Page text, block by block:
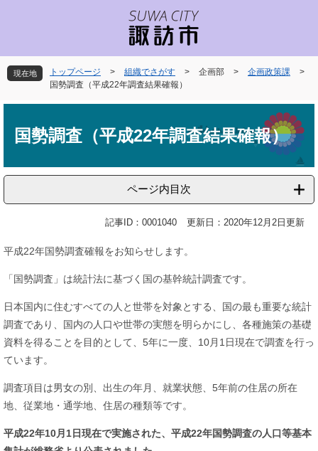
先
頭
を
飛
現在地 トップページ > 組織でさがす > 企画部 > 企画政策課
>
国勢調査（平成22年調査結果確報）
国勢調査（平成22年調査結果確報）
ページ内目次
記事ID：0001040 更新日：2020年12月2日更新
平成22年国勢調査確報をお知らせします。
「国勢調査」は統計法に基づく国の基幹統計調査です。
日本国内に住むすべての人と世帯を対象とする、国の最も重要な統計
調査であり、国内の人口や世帯の実態を明らかにし、各種施策の基礎
資料を得ることを目的として、5年に一度、10月1日現在で調査を行っ
ています。
調査項目は男女の別、出生の年月、就業状態、5年前の住居の所在
地、従業地・通学地、住居の種類等です。
平成22年10月1日現在で実施された、平成22年国勢調査の人口等基本